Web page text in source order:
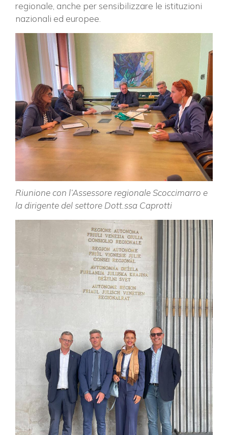
regionale, anche per sensibilizzare le istituzioni
nazionali ed europee.
Riunione con l’Assessore regionale Scoccimarro e
la dirigente del settore Dott.ssa Caprotti